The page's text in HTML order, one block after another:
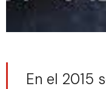
En el 2015